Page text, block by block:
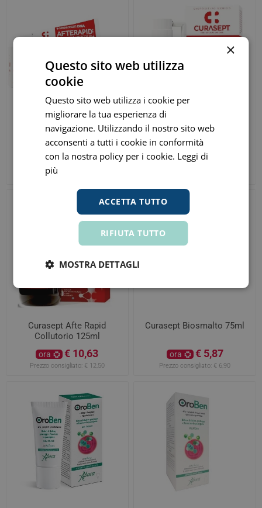
Curasept Afte Rapid Gel
Protettivo 10ml
€ 10,20
Prezzo consigliato:
Curasept Afte Rapid Spray
15ml
€ 11,90
Curasept Afte Rapid
Collutorio 125ml
ora € 10,63
Prezzo consigliato: € 12,50
Curasept Biosmalto 75ml
ora € 5,87
Prezzo consigliato: € 6,90
×
Questo sito web utilizza
cookie
Questo sito web utilizza i cookie per
migliorare la tua esperienza di
navigazione. Utilizzando il nostro sito web
acconsenti a tutti i cookie in conformità
con la nostra policy per i cookie. Leggi di
più
ACCETTA TUTTO
RIFIUTA TUTTO
MOSTRA DETTAGLI